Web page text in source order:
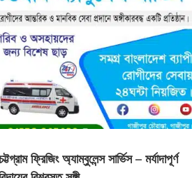
ফ্রিজিং অ্যাম্বুলেন্স সার্ভিস – মর্যাদাপূর্ণ